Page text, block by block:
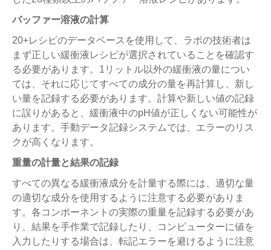
バッファー溶液の計算
20+レシピのデータベースを使用して、ラボの技術者は
まず正しい緩衝液レシピが選択されていることを確認す
る必要があります。1リットル以外の緩衝液の量につい
ては、それに応じてすべての成分の量を再計算し、新し
い量を記録する必要があります。計算や新しい値の記録
に誤りがあると、緩衝液中のpH値が正しくない可能性が
あります。手動データ記録システムでは、エラーのリス
クが高くなります。
重量の計量と結果の記録
すべての異なる緩衝液成分を計量する際には、適切な量
の適切な成分を使用するように注意する必要がありま
す。各コンポーネントの実際の重量を記録する必要があ
り、結果を手作業で記録したり、コンピューターに値を
入力したりする場合は、転記エラーを避けるように注意